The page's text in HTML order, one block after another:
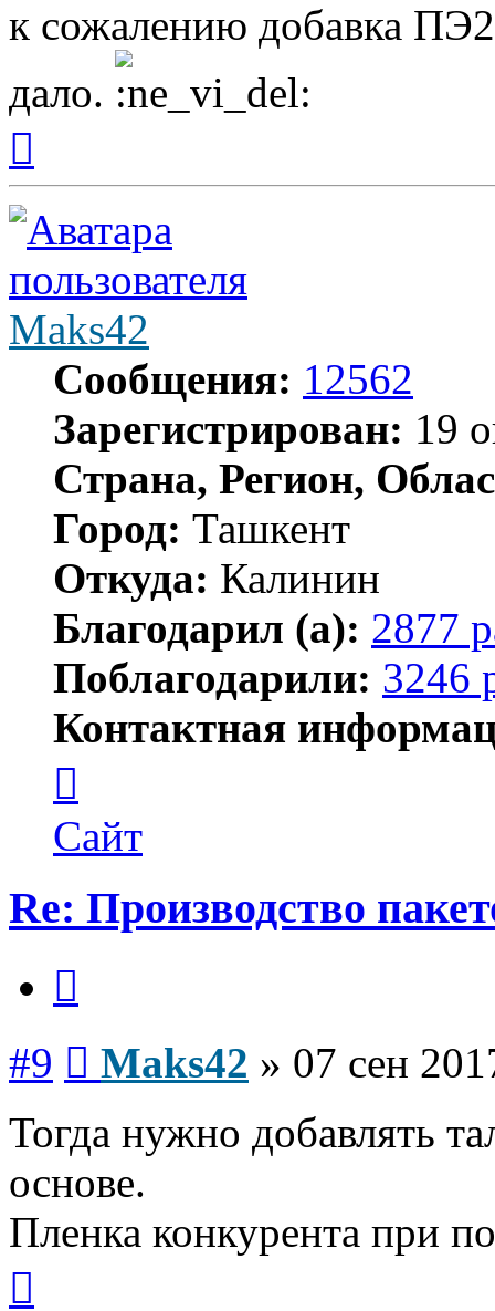
к сожалению добавка
дало.
началу
Maks42
Сообщения: 12562
Зарегистрирован: 19
Страна, Регион,
Город: Ташкент
Откуда: Калинин
Благодарил (а): 2877
Поблагодарили: 3246
Контактная
пользователя
Maks42
Сайт
Re: Производство
#9 Maks42 » 07 сен
Тогда нужно добавлять
основе.
Пленка конкурента при
началу